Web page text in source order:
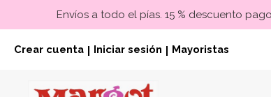
Envíos a todo el pías. 15 % descuento
Crear cuenta Iniciar sesión Mayoristas